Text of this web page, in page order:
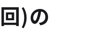
)の